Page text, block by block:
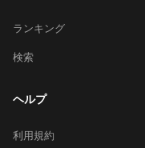
ランキング
検索
ヘルプ
利用規約